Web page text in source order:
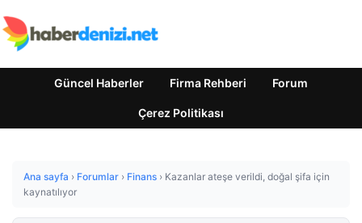
Güncel Haberler Firma Rehberi Forum
Çerez Politikası
Ana sayfa › Forumlar › Finans › Kazanlar ateşe verildi, doğal şifa için
kaynatılıyor